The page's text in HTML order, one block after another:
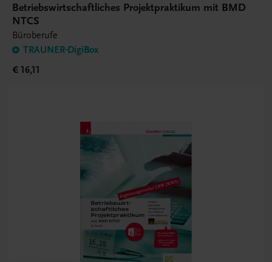
Betriebswirtschaftliches Projektpraktikum mit BMD
NTCS
Büroberufe
TRAUNER-DigiBox
€ 16,11